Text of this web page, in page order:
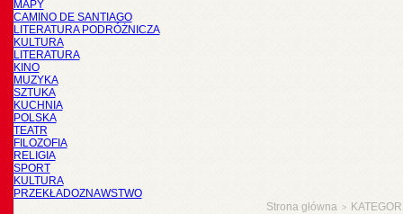
MAPY
CAMINO DE SANTIAGO
LITERATURA PODRÓŻNICZA
KULTURA
LITERATURA
KINO
MUZYKA
SZTUKA
KUCHNIA
POLSKA
TEATR
FILOZOFIA
RELIGIA
SPORT
KULTURA
PRZEKŁADOZNAWSTWO
Strona główna >